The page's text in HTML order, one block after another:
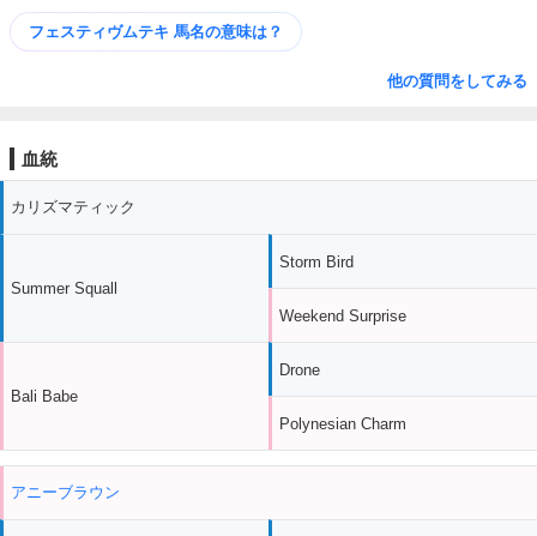
フェスティヴムテキ 馬名の意味は？
他の質問をしてみる
血統
カリズマティック
Summer Squall
Bali Babe
Storm Bird
Weekend Surprise
Drone
Polynesian Charm
アニーブラウン